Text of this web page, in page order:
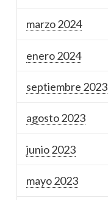
marzo 2024
enero 2024
septiembre 2023
agosto 2023
junio 2023
mayo 2023